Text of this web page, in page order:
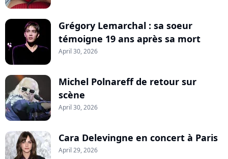
Grégory Lemarchal : sa soeur
témoigne 19 ans après sa mort
April 30, 2026
Michel Polnareff de retour sur
scène
April 30, 2026
Cara Delevingne en concert à Paris
April 29, 2026